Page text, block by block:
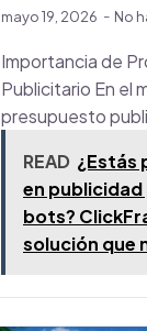
mayo 19, 2026 No
Importancia de
Publicitario En el
presupuesto
READ ¿Estás
en publicidad
bots?
solución que